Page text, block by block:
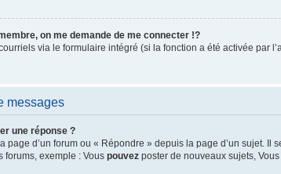
on me demande de me connecter !?
via le formulaire intégré (si la fonction a été activée par
messages
une réponse ?
d’un forum ou « Répondre » depuis la page d’un sujet.
forums, exemple : Vous pouvez poster de nouveaux sujets, Vous